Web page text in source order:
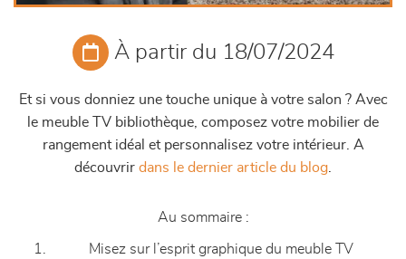
À partir du 18/07/2024
Et si vous donniez une touche unique à votre salon ? Avec
le meuble TV bibliothèque, composez votre mobilier de
rangement idéal et personnalisez votre intérieur. A
découvrir dans le dernier article du blog
Au sommaire :
Misez sur l’esprit graphique du meuble TV